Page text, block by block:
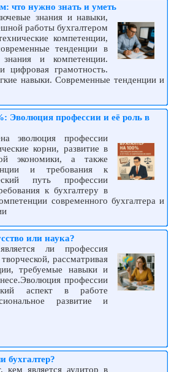
что нужно знать и уметь
знания и навыки,
работы бухгалтером
компетенции,
тенденции в
знания и компетенции.
цифровая грамотность.
навыки. Современные тенденции и
Эволюция профессии и её роль в
эволюция профессии
корни, развитие в
экономики, а также
и требования к
путь профессии
к бухгалтеру в
современного бухгалтера и
или наука?
ли профессия
рассматривая
требуемые навыки и
профессии
аспект в работе
развитие и
бухгалтер?
кем является аудитор в